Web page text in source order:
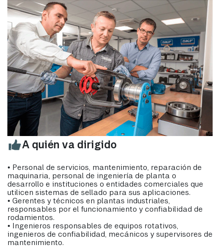
A quién va dirigido
• Personal de servicios, mantenimiento, reparación de
maquinaria, personal de ingeniería de planta o
desarrollo e instituciones o entidades comerciales que
utilicen sistemas de sellado para sus aplicaciones.
• Gerentes y técnicos en plantas industriales,
responsables por el funcionamiento y confiabilidad de
rodamientos.
• Ingenieros responsables de equipos rotativos,
ingenieros de confiabilidad, mecánicos y supervisores de
mantenimiento.